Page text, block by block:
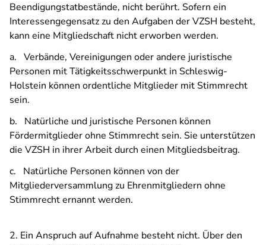
Beendigungstatbestände, nicht berührt. Sofern ein
Interessengegensatz zu den Aufgaben der VZSH besteht,
kann eine Mitgliedschaft nicht erworben werden.
a. Verbände, Vereinigungen oder andere juristische
Personen mit Tätigkeitsschwerpunkt in Schleswig-
Holstein können ordentliche Mitglieder mit Stimmrecht
sein.
b. Natürliche und juristische Personen können
Fördermitglieder ohne Stimmrecht sein. Sie unterstützen
die VZSH in ihrer Arbeit durch einen Mitgliedsbeitrag.
c. Natürliche Personen können von der
Mitgliederversammlung zu Ehrenmitgliedern ohne
Stimmrecht ernannt werden.
2. Ein Anspruch auf Aufnahme besteht nicht. Über den